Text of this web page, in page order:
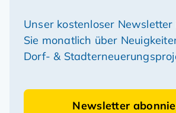
Unser kostenloser
Sie monatlich über
Dorf- &
Newsletter